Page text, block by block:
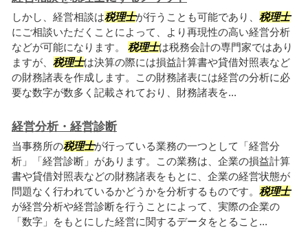
しかし、経営相談は税理士が行うことも可能であり、 税理士
にご相談いただくことによって、より再現性の高い経営分析
などが可能になります。 税理士は税務会計の専門家ではあり
ますが、 税理士は決算の際には損益計算書や貸借対照表など
の財務諸表を作成します。この財務諸表には経営の分析に必
要な数字が数多く記載されており、財務諸表を...
経営分析・経営診断
当事務所の税理士が行っている業務の一つとして「経営分
析」「経営診断」があります。この業務は、企業の損益計算
書や貸借対照表などの財務諸表をもとに、企業の経営状態が
問題なく行われているかどうかを分析するものです。 税理士
が経営分析や経営診断を行うことによって、実際の企業の
「数字」をもとにした経営に関するデータをとること...